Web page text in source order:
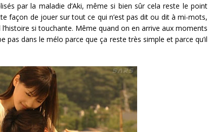
par la maladie d’Aki, même si bien sûr cela reste le point
façon de jouer sur tout ce qui n’est pas dit ou dit à mi-mots,
si touchante. Même quand on en arrive aux moments
dans le mélo parce que ça reste très simple et parce qu’il